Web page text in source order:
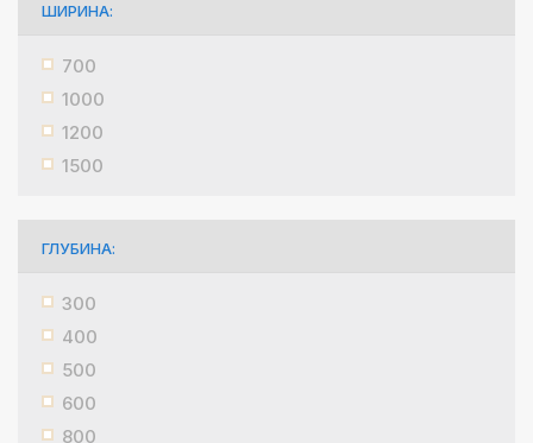
ШИРИНА:
700
1000
1200
1500
ГЛУБИНА:
300
400
500
600
800